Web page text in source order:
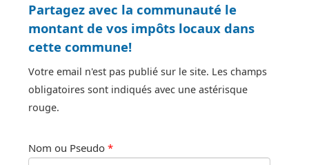
Partagez avec la communauté le
montant de vos impôts locaux dans
cette commune!
Votre email n'est pas publié sur le site. Les champs
obligatoires sont indiqués avec une astérisque
rouge.
Nom ou Pseudo *